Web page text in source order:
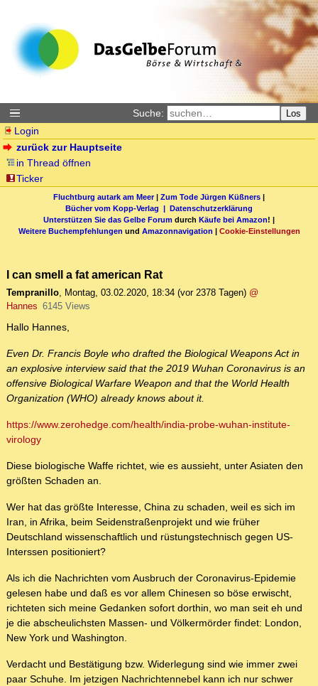
Suche: Los
Login
zurück zur Hauptseite
in Thread öffnen
Ticker
Fluchtburg autark am Meer| Zum Tode Jürgen Küßners |
Bücher vom Kopp-Verlag | Datenschutzerklärung
Unterstützen Sie das Gelbe Forum durch Käufe bei Amazon! |
Weitere Buchempfehlungen und Amazonnavigation | Cookie-Einstellungen
I can smell a fat american Rat
Tempranillo, Montag, 03.02.2020, 18:34 (vor 2378 Tagen) @
Hannes 6145 Views
Hallo Hannes,
Even Dr. Francis Boyle who drafted the Biological Weapons Act in
an explosive interview said that the 2019 Wuhan Coronavirus is an
offensive Biological Warfare Weapon and that the World Health
Organization (WHO) already knows about it.
https://www.zerohedge.com/health/india-probe-wuhan-institute-
virology
Diese biologische Waffe richtet, wie es aussieht, unter Asiaten den
größten Schaden an.
Wer hat das größte Interesse, China zu schaden, weil es sich im
Iran, in Afrika, beim Seidenstraßenprojekt und wie früher
Deutschland wissenschaftlich und rüstungstechnisch gegen US-
Interssen positioniert?
Als ich die Nachrichten vom Ausbruch der Coronavirus-Epidemie
gelesen habe und daß es vor allem Chinesen so böse erwischt,
richteten sich meine Gedanken sofort dorthin, wo man seit eh und
je die abscheulichsten Massen- und Völkermörder findet: London,
New York und Washington.
Verdacht und Bestätigung bzw. Widerlegung sind wie immer zwei
paar Schuhe. Im jetzigen Nachrichtennebel kann ich nur schwer